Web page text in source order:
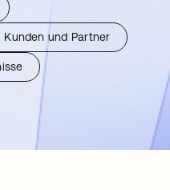
Kunden und Partner